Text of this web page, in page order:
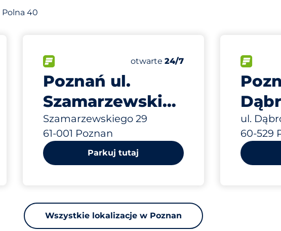
40
miejsc&nbsp
Poznań ul.
Szamarzewskiego
29
Szamarzewskiego 29
61-001 Poznan
Liczba miejsc parkingowych:
Całkowita liczba miejsc&nbsp
Czwartek&nbsp
otwarte24/7
170 m
Parkuj tutaj
78
ul.
60-529
350 m
Wszystkie lokalizacje w Poznan